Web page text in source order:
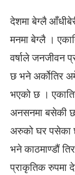
देशमा बेग्लै
मनमा बेग्लै ।
वर्षाले जनजीवन
छ भने अर्कोतिर
भएको छ ।
अनसनमा बसेकी
अरुको घर पसेका
भने काठमाण्डौं
प्राकृतिक रुपमा